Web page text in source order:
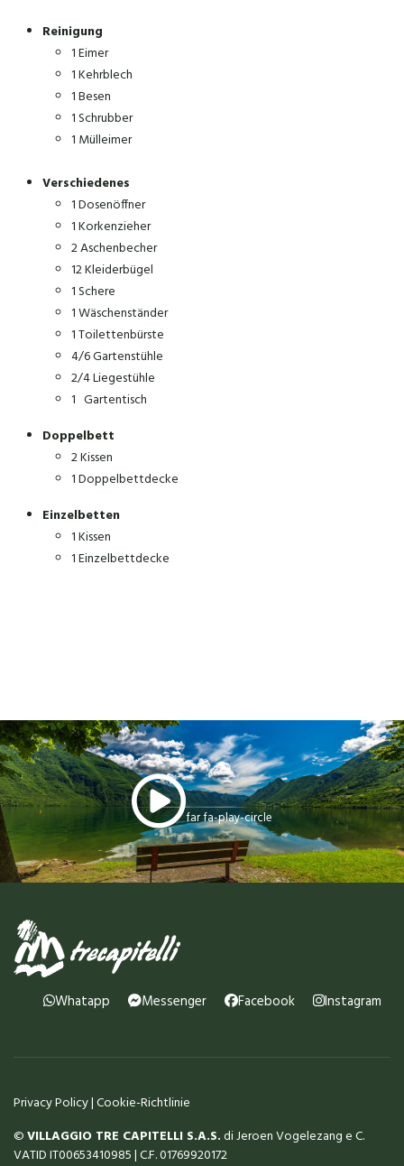
Reinigung
1 Eimer
1 Kehrblech
1 Besen
1 Schrubber
1 Mülleimer
Verschiedenes
1 Dosenöffner
1 Korkenzieher
2 Aschenbecher
12 Kleiderbügel
1 Schere
1 Wäschenständer
1 Toilettenbürste
4/6 Gartenstühle
2/4 Liegestühle
1 Gartentisch
Doppelbett
2 Kissen
1 Doppelbettdecke
Einzelbetten
1 Kissen
1 Einzelbettdecke
far fa-play-circle
Whatapp Messenger Facebook Instagram
Privacy Policy|Cookie-Richtlinie
©VILLAGGIO TRE CAPITELLI S.A.S.di Jeroen Vogelezang e C.
VATID IT00653410985 | C.F.01769920172